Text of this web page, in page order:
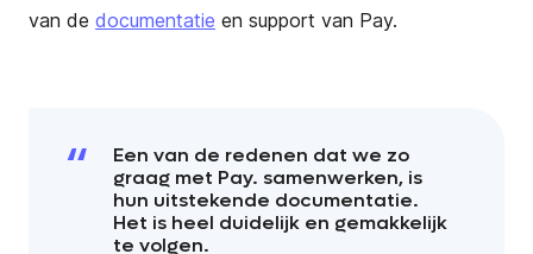
van de documentatie en support van Pay.
Een van de redenen dat we zo
graag met Pay. samenwerken, is
hun uitstekende documentatie.
Het is heel duidelijk en gemakkelijk
te volgen.